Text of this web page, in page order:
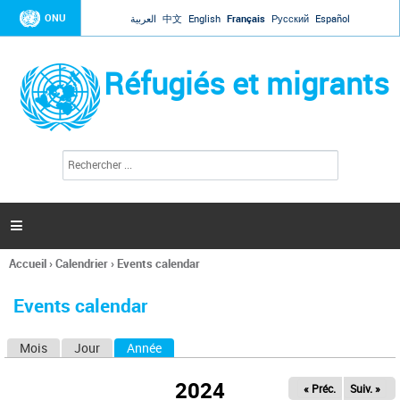
Jump to navigation
ONU العربية 中文 English Français Русский Español
Réfugiés et migrants
l
c
h
e

Vous
ici
Accueil›Calendrier› Events calendar
Events calendar
Mois Jour Année
2024 « Préc. Suiv. »